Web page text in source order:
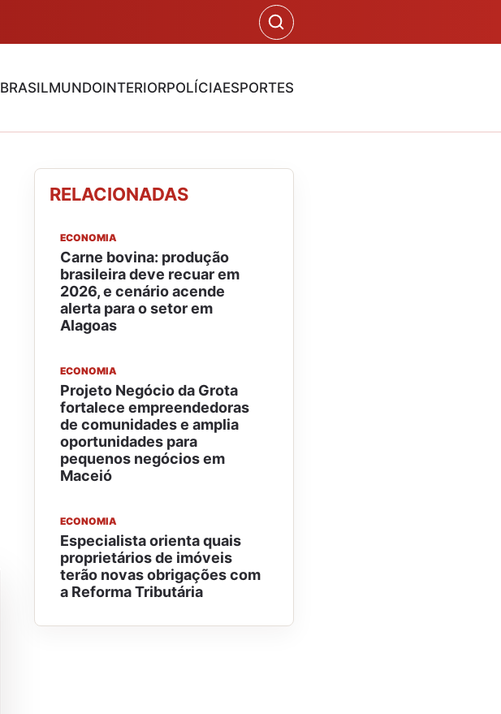
BRASILMUNDOINTERIORPOLÍCIAESPORTES
RELACIONADAS
ECONOMIA
Carne bovina: produção
brasileira deve recuar em
2026, e cenário acende
alerta para o setor em
Alagoas
ECONOMIA
Projeto Negócio da Grota
fortalece empreendedoras
de comunidades e amplia
oportunidades para
pequenos negócios em
Maceió
ECONOMIA
Especialista orienta quais
proprietários de imóveis
terão novas obrigações com
a Reforma Tributária